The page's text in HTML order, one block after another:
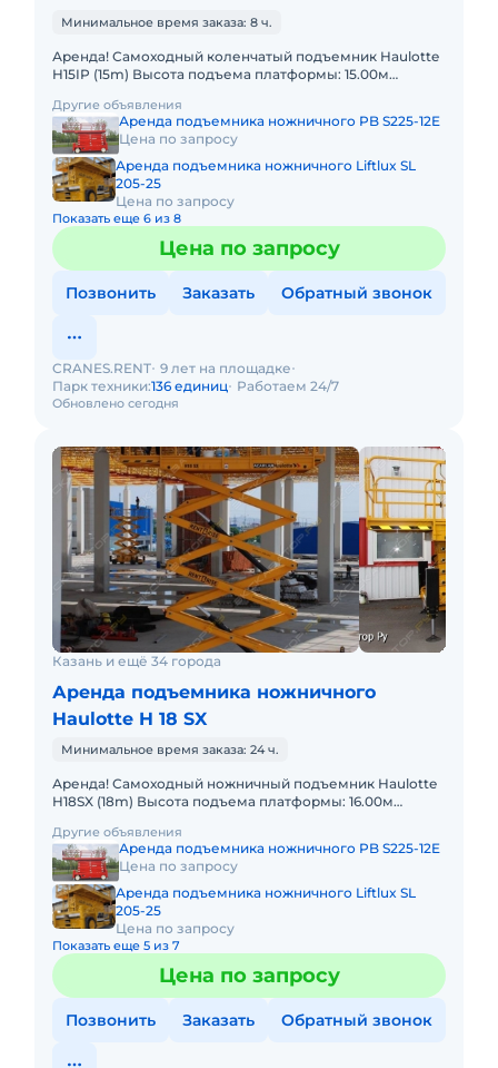
Минимальное время заказа: 8 ч.
Аренда! Самоходный коленчатый подъемник Haulotte
H15IP (15m) Высота подъема платформы: 15.00м
Грузоподъемность:
Другие объявления
Аренда подъемника ножничного PB S225-12E
Цена по запросу
Аренда подъемника ножничного Liftlux SL
205-25
Цена по запросу
Показать еще 6 из 8
Цена по запросу
Позвонить Заказать Обратный звонок
Обновлено сегодня
CRANES.RENT 9 лет на площадке
Парк техники:136 единиц Работаем 24/7
Казань и ещё 34 города
Аренда подъемника ножничного
Haulotte H 18 SX
Минимальное время заказа: 24 ч.
Аренда! Самоходный ножничный подъемник Haulotte
H18SX (18m) Высота подъема платформы: 16.00м
платформы: 2 x 1
Другие объявления
Аренда подъемника ножничного PB S225-12E
Цена по запросу
Аренда подъемника ножничного Liftlux SL
205-25
Цена по запросу
Показать еще 5 из 7
Цена по запросу
Позвонить Заказать Обратный звонок